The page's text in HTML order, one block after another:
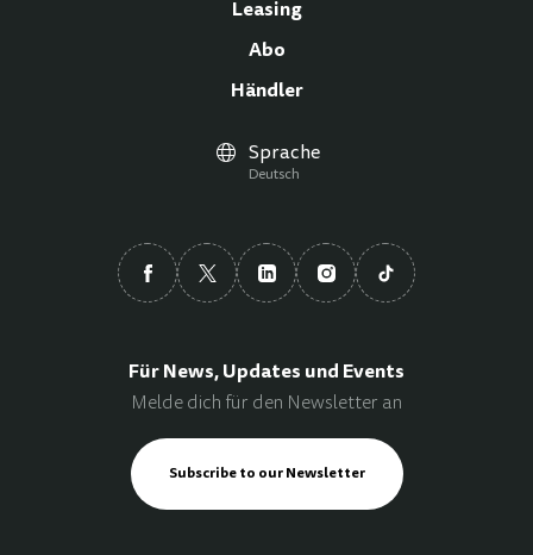
Leasing
Abo
Händler
Sprache
Deutsch
Für News, Updates und Events
Melde dich für den Newsletter an
Subscribe to our Newsletter